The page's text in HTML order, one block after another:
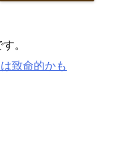
。
致命的かも